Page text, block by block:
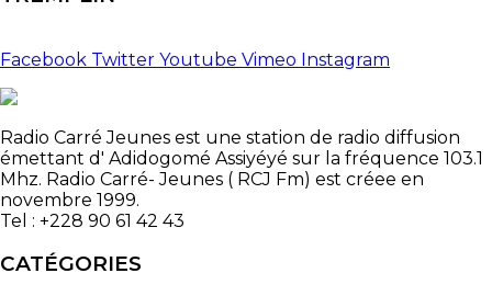
Facebook Twitter Youtube Vimeo Instagram
Radio Carré Jeunes est une station de radio diffusion
émettant d' Adidogomé Assiyéyé sur la fréquence 103.1
Mhz. Radio Carré- Jeunes ( RCJ Fm) est créee en
novembre 1999.
Tel : +228 90 61 42 43
CATÉGORIES